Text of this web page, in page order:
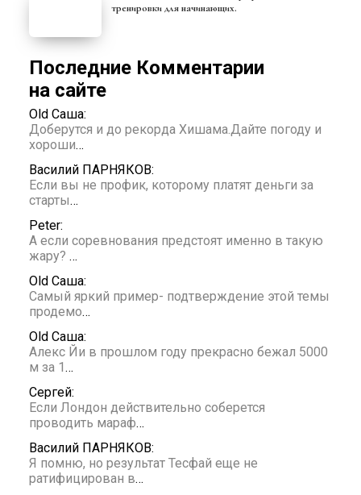
тренировки для начинающих.
Последние Комментарии
на сайте
Old Саша:
Доберутся и до рекорда Хишама.Дайте погоду и
хороши…
Василий ПАРНЯКОВ:
Если вы не профик, которому платят деньги за
старты…
Peter:
А если соревнования предстоят именно в такую
жару? …
Old Саша:
Самый яркий пример- подтверждение этой темы
продемо…
Old Саша:
Алекс Йи в прошлом году прекрасно бежал 5000
м за 1…
Сергей:
Если Лондон действительно соберется
проводить мараф…
Василий ПАРНЯКОВ:
Я помню, но результат Тесфай еще не
ратифицирован в…